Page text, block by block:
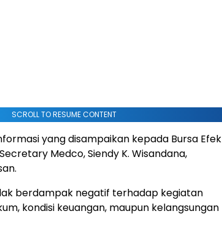
SCROLL TO RESUME CONTENT
yang disampaikan kepada Bursa Efek
Medco, Siendy K. Wisandana,
berdampak negatif terhadap kegiatan
kondisi keuangan, maupun kelangsungan